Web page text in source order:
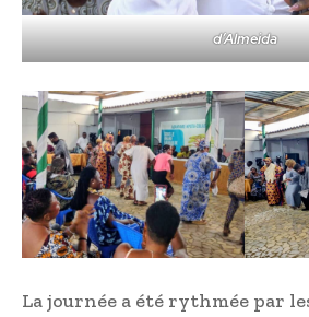
d’Almeida
La journée a été rythmée par